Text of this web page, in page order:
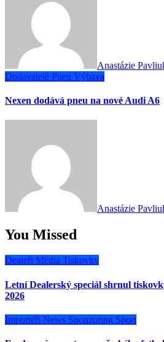
Anastázie
Dodavatelé Pneu Výbava
Nexen dodává pneu na nové Audi A6
Anastázie
You Missed
Dealeři Média Tiskovky
Letní Dealerský speciál shrnul
2026
Importéři News Sponzoring Sport